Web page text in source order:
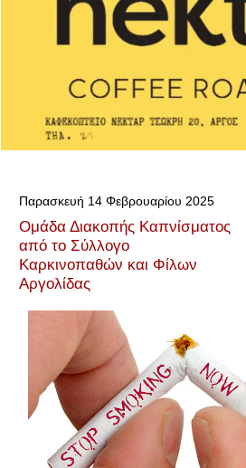
Παρασκευή 14 Φεβρουαρίου 2025
Ομάδα Διακοπής Καπνίσματος
από το Σύλλογο
Καρκινοπαθών και Φίλων
Αργολίδας